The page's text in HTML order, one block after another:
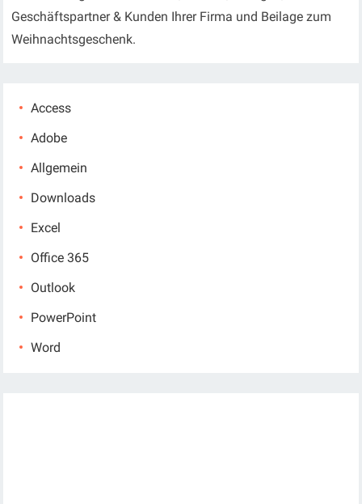
Geschäftspartner & Kunden Ihrer Firma und Beilage zum
Weihnachtsgeschenk.
Access
Adobe
Allgemein
Downloads
Excel
Office 365
Outlook
PowerPoint
Word